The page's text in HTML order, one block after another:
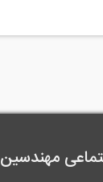
مهندسین 808